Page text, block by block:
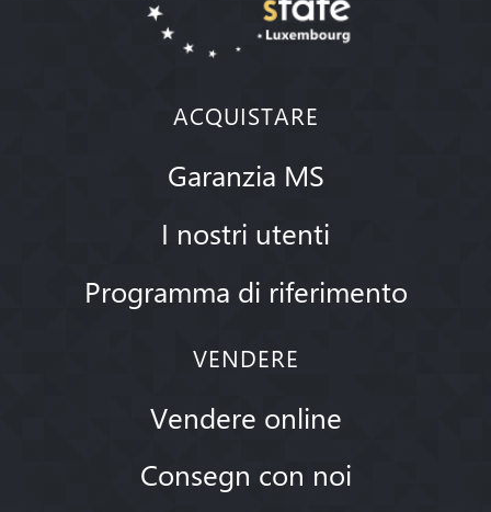
ACQUISTARE
Garanzia MS
I nostri utenti
Programma di riferimento
VENDERE
Vendere online
Consegn con noi